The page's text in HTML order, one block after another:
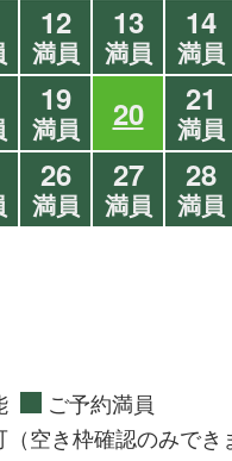
12
満員
13
満員
14
満員
19
満員 20 21
満員
26
満員
27
満員
28
満員
ご予約満員
（空き枠確認のみでき